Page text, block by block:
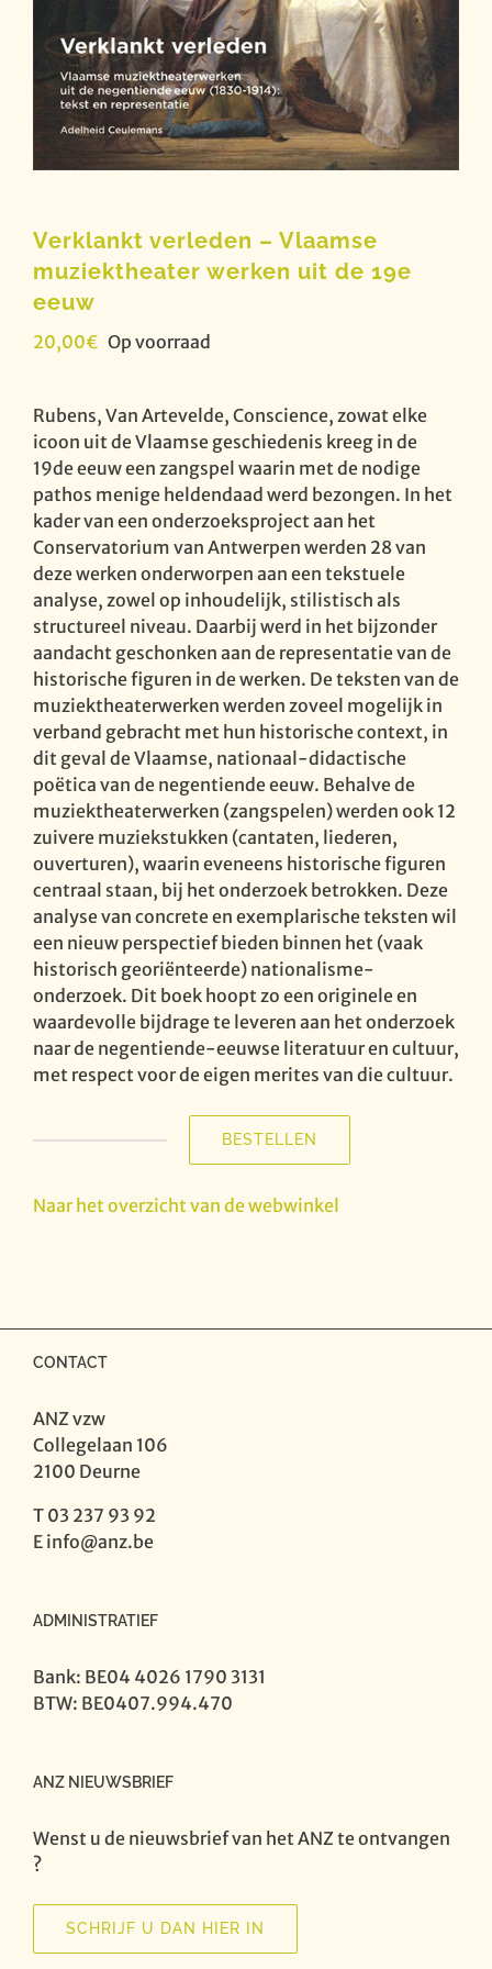
Verklankt verleden – Vlaamse
muziektheater werken uit de 19e
eeuw
20,00€ Op voorraad
Rubens, Van Artevelde, Conscience, zowat elke
icoon uit de Vlaamse geschiedenis kreeg in de
19de eeuw een zangspel waarin met de nodige
pathos menige heldendaad werd bezongen. In het
kader van een onderzoeksproject aan het
Conservatorium van Antwerpen werden 28 van
deze werken onderworpen aan een tekstuele
analyse, zowel op inhoudelijk, stilistisch als
structureel niveau. Daarbij werd in het bijzonder
aandacht geschonken aan de representatie van de
historische figuren in de werken. De teksten van de
muziektheaterwerken werden zoveel mogelijk in
verband gebracht met hun historische context, in
dit geval de Vlaamse, nationaal-didactische
poëtica van de negentiende eeuw. Behalve de
muziektheaterwerken (zangspelen) werden ook 12
zuivere muziekstukken (cantaten, liederen,
ouverturen), waarin eveneens historische figuren
centraal staan, bij het onderzoek betrokken. Deze
analyse van concrete en exemplarische teksten wil
een nieuw perspectief bieden binnen het (vaak
historisch georiënteerde) nationalisme-
onderzoek. Dit boek hoopt zo een originele en
waardevolle bijdrage te leveren aan het onderzoek
naar de negentiende-eeuwse literatuur en cultuur,
met respect voor de eigen merites van die cultuur.
-
de
19e
aantal
BESTELLEN
Naar het overzicht van de webwinkel
CONTACT
ANZ vzw
Collegelaan 106
2100 Deurne
T 03 237 93 92
E info@anz.be
ADMINISTRATIEF
Bank: BE04 4026 1790 3131
BTW: BE0407.994.470
ANZ NIEUWSBRIEF
Wenst u de nieuwsbrief van het ANZ te ontvangen
?
SCHRIJF U DAN HIER IN